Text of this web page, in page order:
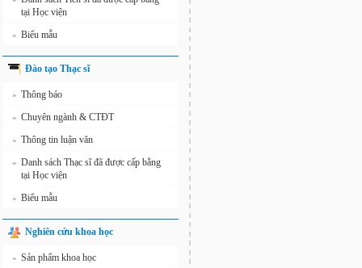
tại Học viện
» Biểu mẫu
Đào tạo Thạc sĩ
» Thông báo
» Chuyên ngành & CTĐT
» Thông tin luận văn
» Danh sách Thạc sĩ đã được cấp bằng
tại Học viện
» Biểu mẫu
Nghiên cứu khoa học
» Sản phẩm khoa học